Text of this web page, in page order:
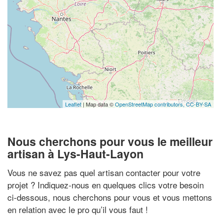
Leaflet| Map data ©OpenStreetMap contributors,CC-BY-SA
Nous cherchons pour vous le meilleur
artisan à Lys-Haut-Layon
Vous ne savez pas quel artisan contacter pour votre
projet ? Indiquez-nous en quelques clics votre besoin
ci-dessous, nous cherchons pour vous et vous mettons
en relation avec le pro qu’il vous faut !